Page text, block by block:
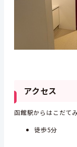
アクセス
函館駅からはこだて
徒歩5分